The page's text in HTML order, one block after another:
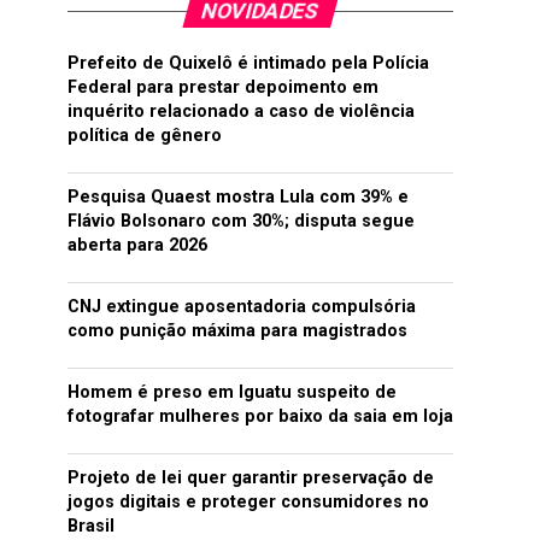
NOVIDADES
Prefeito de Quixelô é intimado pela Polícia
Federal para prestar depoimento em
inquérito relacionado a caso de violência
política de gênero
Pesquisa Quaest mostra Lula com 39% e
Flávio Bolsonaro com 30%; disputa segue
aberta para 2026
CNJ extingue aposentadoria compulsória
como punição máxima para magistrados
Homem é preso em Iguatu suspeito de
fotografar mulheres por baixo da saia em loja
Projeto de lei quer garantir preservação de
jogos digitais e proteger consumidores no
Brasil